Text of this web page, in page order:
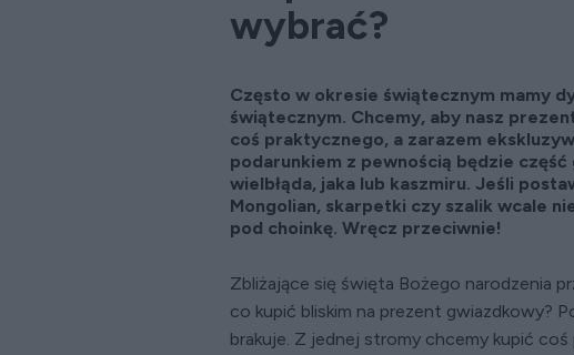
wybrać?
Często w okresie świątecznym mamy
świątecznym. Chcemy, aby nasz
coś praktycznego, a zarazem
podarunkiem z pewnością będzie
wielbłąda, jaka lub kaszmiru. Jeśli
Mongolian, skarpetki czy szalik wcale
pod choinkę. Wręcz przeciwnie!
Zbliżające się święta Bożego narodzenia
co kupić bliskim na prezent gwiazdkowy?
brakuje. Z jednej stromy chcemy kupić